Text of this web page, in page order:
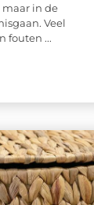
in de
Veel
fouten ...